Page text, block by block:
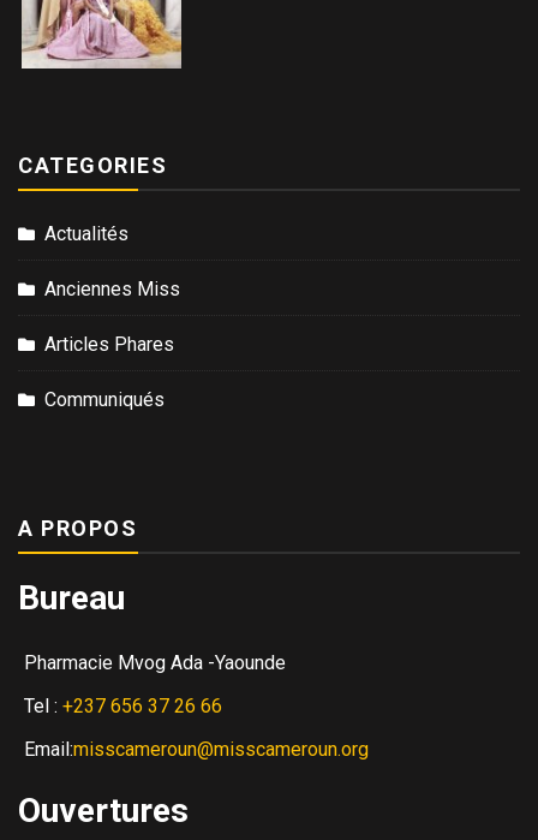
CATEGORIES
Actualités
Anciennes Miss
Articles Phares
Communiqués
A PROPOS
Bureau
Pharmacie Mvog Ada -Yaounde
Tel : +237 656 37 26 66
Email:misscameroun@misscameroun.org
Ouvertures